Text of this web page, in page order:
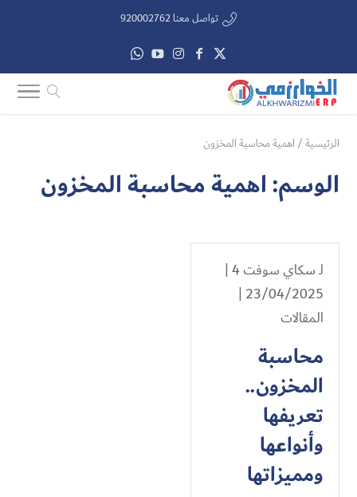
تواصل معنا 920002762
الرئيسية/ اهمية محاسبة المخزون
الوسم:اهمية محاسبة المخزون
لـسكاي سوفت 4
|
23/04/2025 |
المقالات
محاسبة
المخزون​..
تعريفها
وأنواعها
ومميزاتها